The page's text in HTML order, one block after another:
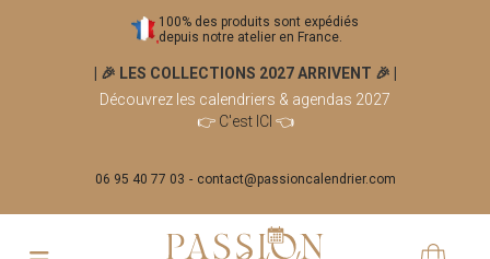
100% des produits sont expédiés
depuis notre atelier en France.
| 🎉 LES COLLECTIONS 2027 ARRIVENT 🎉
Découvrez les calendriers & agendas 2027
👉 C'est ICI 👈
06 95 40 77 03 contact@passioncalendrier.com